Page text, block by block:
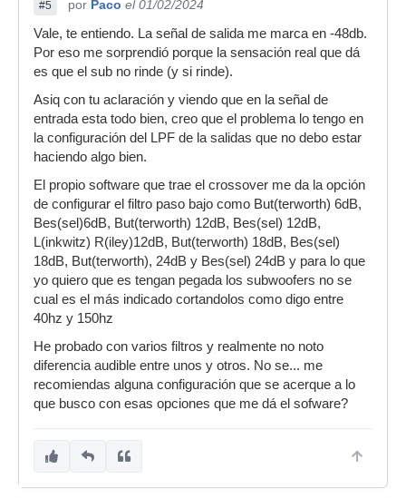
#5 por Paco el 01/02/2024
Vale, te entiendo. La señal de salida me marca en -48db.
Por eso me sorprendió porque la sensación real que dá
es que el sub no rinde (y si rinde).
Asiq con tu aclaración y viendo que en la señal de
entrada esta todo bien, creo que el problema lo tengo en
la configuración del LPF de la salidas que no debo estar
haciendo algo bien.
El propio software que trae el crossover me da la opción
de configurar el filtro paso bajo como But(terworth) 6dB,
Bes(sel)6dB, But(terworth) 12dB, Bes(sel) 12dB,
L(inkwitz) R(iley)12dB, But(terworth) 18dB, Bes(sel)
18dB, But(terworth), 24dB y Bes(sel) 24dB y para lo que
yo quiero que es tengan pegada los subwoofers no se
cual es el más indicado cortandolos como digo entre
40hz y 150hz
He probado con varios filtros y realmente no noto
diferencia audible entre unos y otros. No se... me
recomiendas alguna configuración que se acerque a lo
que busco con esas opciones que me dá el sofware?